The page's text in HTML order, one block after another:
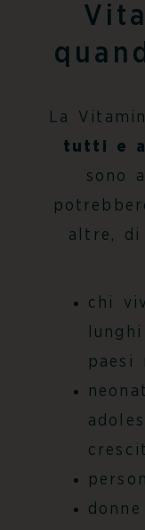
La
tutti e
sono
altre, di
chi
paesi